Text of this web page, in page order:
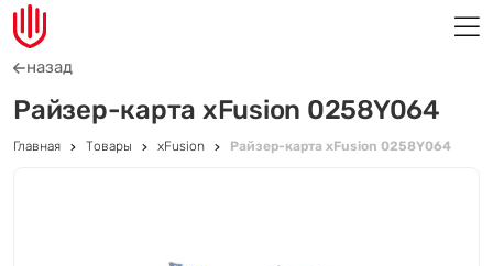
назад
Райзер-карта xFusion 0258Y064
Главная Товары xFusion Райзер-карта xFusion 0258Y064